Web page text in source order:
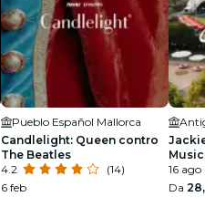
Pueblo Español Mallorca
Candlelight: Queen contro
The Beatles
4.2
(14)
6 feb
Disco
16 ago
Da